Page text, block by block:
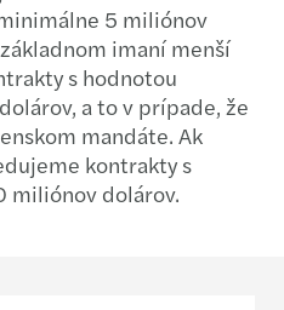
5 miliónov
imaní menší
s hodnotou
a to v prípade, že
mandáte. Ak
kontrakty s
miliónov dolárov.